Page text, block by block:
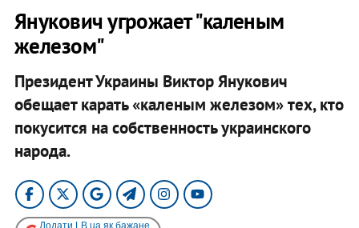
Янукович угрожает "каленым
железом"
Президент Украины Виктор Янукович
обещает карать «каленым железом» тех, кто
покусится на собственность украинского
народа.
Додати LB.ua як бажане